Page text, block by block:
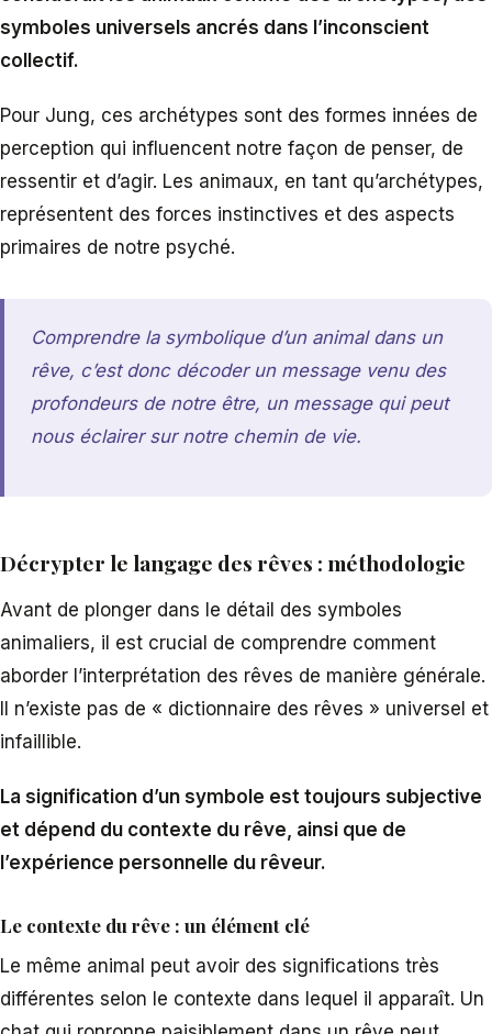
symboles universels ancrés dans l’inconscient
collectif.
Pour Jung, ces archétypes sont des formes innées de
perception qui influencent notre façon de penser, de
ressentir et d’agir. Les animaux, en tant qu’archétypes,
représentent des forces instinctives et des aspects
primaires de notre psyché.
Comprendre la symbolique d’un animal dans un
rêve, c’est donc décoder un message venu des
profondeurs de notre être, un message qui peut
nous éclairer sur notre chemin de vie.
Décrypter le langage des rêves : méthodologie
Avant de plonger dans le détail des symboles
animaliers, il est crucial de comprendre comment
aborder l’interprétation des rêves de manière générale.
Il n’existe pas de « dictionnaire des rêves » universel et
infaillible.
La signification d’un symbole est toujours subjective
et dépend du contexte du rêve, ainsi que de
l’expérience personnelle du rêveur.
Le contexte du rêve : un élément clé
Le même animal peut avoir des significations très
différentes selon le contexte dans lequel il apparaît. Un